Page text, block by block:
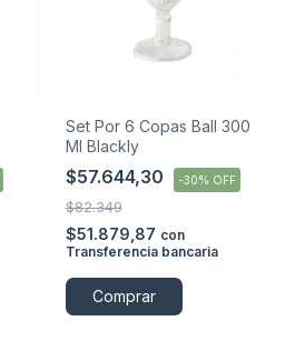
Set Por 6 Copas Ball 300
Ml Blackly
$57.644,30 -30% OFF
$82.349
$51.879,87 con
Transferencia bancaria
Comprar